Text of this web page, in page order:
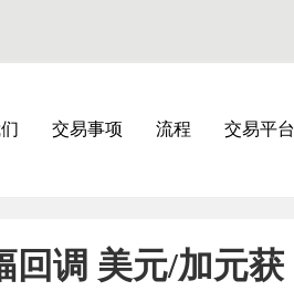
交易事项 流程 交易平台
回调 美元/加元获